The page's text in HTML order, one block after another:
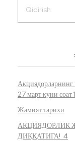
27 март куни соат
Жамият тарихи
АКЦИЯДОРЛИК
ДИҚҚАТИГА! 4